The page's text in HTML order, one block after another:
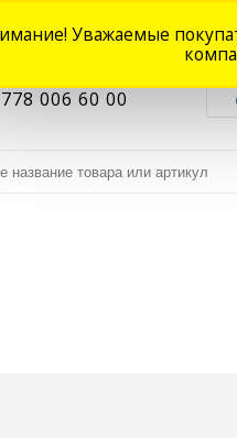
Новости Акции
006 60 00
Уважаемые